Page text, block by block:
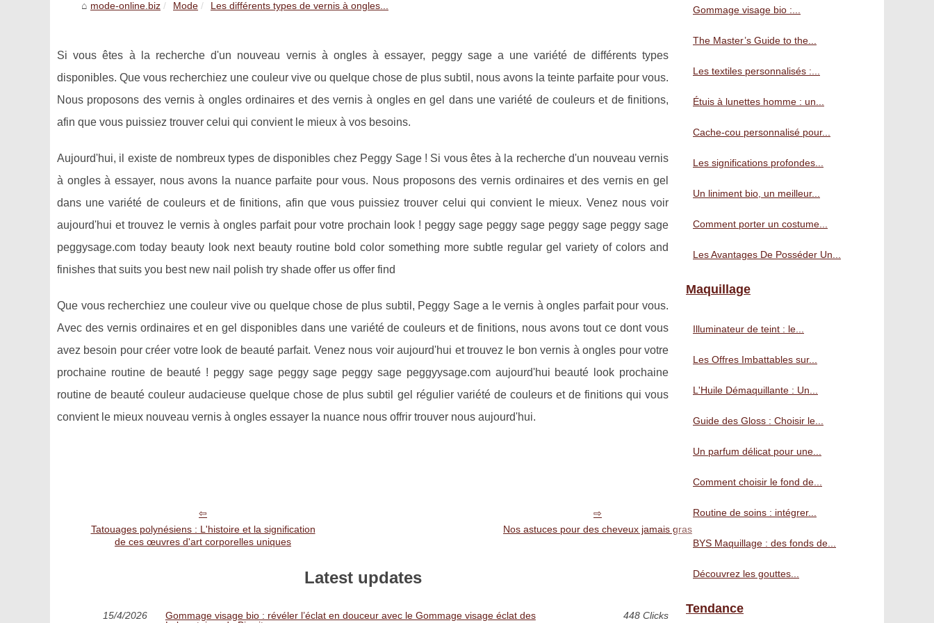
mode-online.biz Mode Les différents types de vernis à ongles...
Si vous êtes à la recherche d'un nouveau vernis à ongles à essayer, peggy sage a une variété de différents types
disponibles. Que vous recherchiez une couleur vive ou quelque chose de plus subtil, nous avons la teinte parfaite pour vous.
Nous proposons des vernis à ongles ordinaires et des vernis à ongles en gel dans une variété de couleurs et de finitions,
afin que vous puissiez trouver celui qui convient le mieux à vos besoins.
Aujourd'hui, il existe de nombreux types de disponibles chez Peggy Sage ! Si vous êtes à la recherche d'un nouveau vernis
à ongles à essayer, nous avons la nuance parfaite pour vous. Nous proposons des vernis ordinaires et des vernis en gel
dans une variété de couleurs et de finitions, afin que vous puissiez trouver celui qui convient le mieux. Venez nous voir
aujourd'hui et trouvez le vernis à ongles parfait pour votre prochain look ! peggy sage peggy sage peggy sage peggy sage
peggysage.com today beauty look next beauty routine bold color something more subtle regular gel variety of colors and
finishes that suits you best new nail polish try shade offer us offer find
Que vous recherchiez une couleur vive ou quelque chose de plus subtil, Peggy Sage a le vernis à ongles parfait pour vous.
Avec des vernis ordinaires et en gel disponibles dans une variété de couleurs et de finitions, nous avons tout ce dont vous
avez besoin pour créer votre look de beauté parfait. Venez nous voir aujourd'hui et trouvez le bon vernis à ongles pour votre
prochaine routine de beauté ! peggy sage peggy sage peggy sage peggyysage.com aujourd'hui beauté look prochaine
routine de beauté couleur audacieuse quelque chose de plus subtil gel régulier variété de couleurs et de finitions qui vous
convient le mieux nouveau vernis à ongles essayer la nuance nous offrir trouver nous aujourd'hui.
Tatouages polynésiens : L'histoire et la signification
de ces œuvres d'art corporelles uniques
Nos astuces pour des cheveux jamais gras
Latest updates
15/4/2026
Gommage visage bio : révéler l’éclat en douceur avec le Gommage visage éclat des
448 Clicks
Gommage visage bio :...
The Master’s Guide to the...
Les textiles personnalisés :...
Étuis à lunettes homme : un...
Cache-cou personnalisé pour...
Les significations profondes...
Un liniment bio, un meilleur...
Comment porter un costume...
Les Avantages De Posséder Un...
Maquillage
Illuminateur de teint : le...
Les Offres Imbattables sur...
L'Huile Démaquillante : Un...
Guide des Gloss : Choisir le...
Un parfum délicat pour une...
Comment choisir le fond de...
Routine de soins : intégrer...
BYS Maquillage : des fonds de...
Découvrez les gouttes...
Tendance